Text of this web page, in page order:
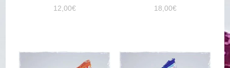
12,00€
18,00€